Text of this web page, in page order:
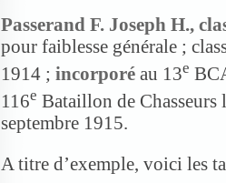
Passerand F. Joseph H.,
pour faiblesse générale ;
1914 ; incorporé au 13e
116e Bataillon de
septembre 1915.
A titre d’exemple, voici les